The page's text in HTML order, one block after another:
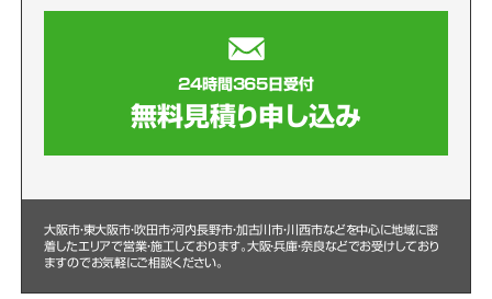
24時間365日受付
無料見積り申し込み
大阪市・東大阪市・吹田市・河内長野市・加古川市・川西市などを中心に地域に密
着したエリアで営業・施工しております。大阪・兵庫・奈良などでお受けしており
ますのでお気軽にご相談ください。